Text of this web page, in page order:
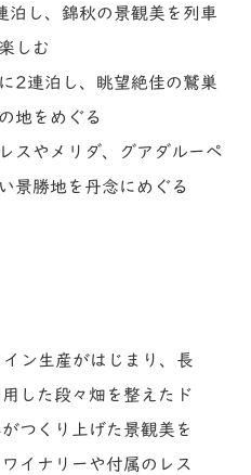
し、錦秋の景観美を列車
しむ
2連泊し、眺望絶佳の鷲巣
地をめぐる
スやメリダ、グアダルーペ
景勝地を丹念にめぐる
ン生産がはじまり、長
した段々畑を整えたド
つくり上げた景観美を
イナリーや付属のレス